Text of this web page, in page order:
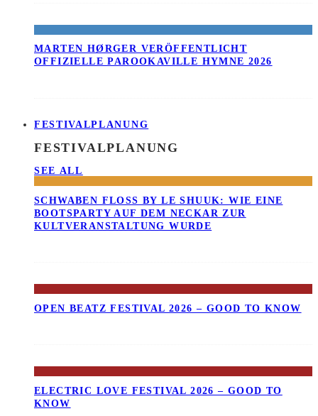
MARTEN HØRGER VERÖFFENTLICHT
OFFIZIELLE PAROOKAVILLE HYMNE 2026
FESTIVALPLANUNG
FESTIVALPLANUNG
SEE ALL
SCHWABEN FLOSS BY LE SHUUK: WIE EINE B
OOTSPARTY AUF DEM NECKAR ZUR K
ULTVERANSTALTUNG WURDE
OPEN BEATZ FESTIVAL 2026 – GOOD TO KNOW
ELECTRIC LOVE FESTIVAL 2026 – GOOD TO
KNOW